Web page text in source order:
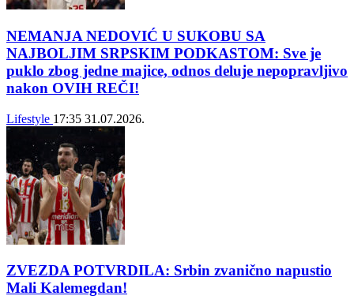
NEMANJA NEDOVIĆ U SUKOBU SA
NAJBOLJIM SRPSKIM PODKASTOM: Sve je
puklo zbog jedne majice, odnos deluje nepopravljivo
nakon OVIH REČI!
Lifestyle 17:35 31.07.2026.
ZVEZDA POTVRDILA: Srbin zvanično napustio
Mali Kalemegdan!